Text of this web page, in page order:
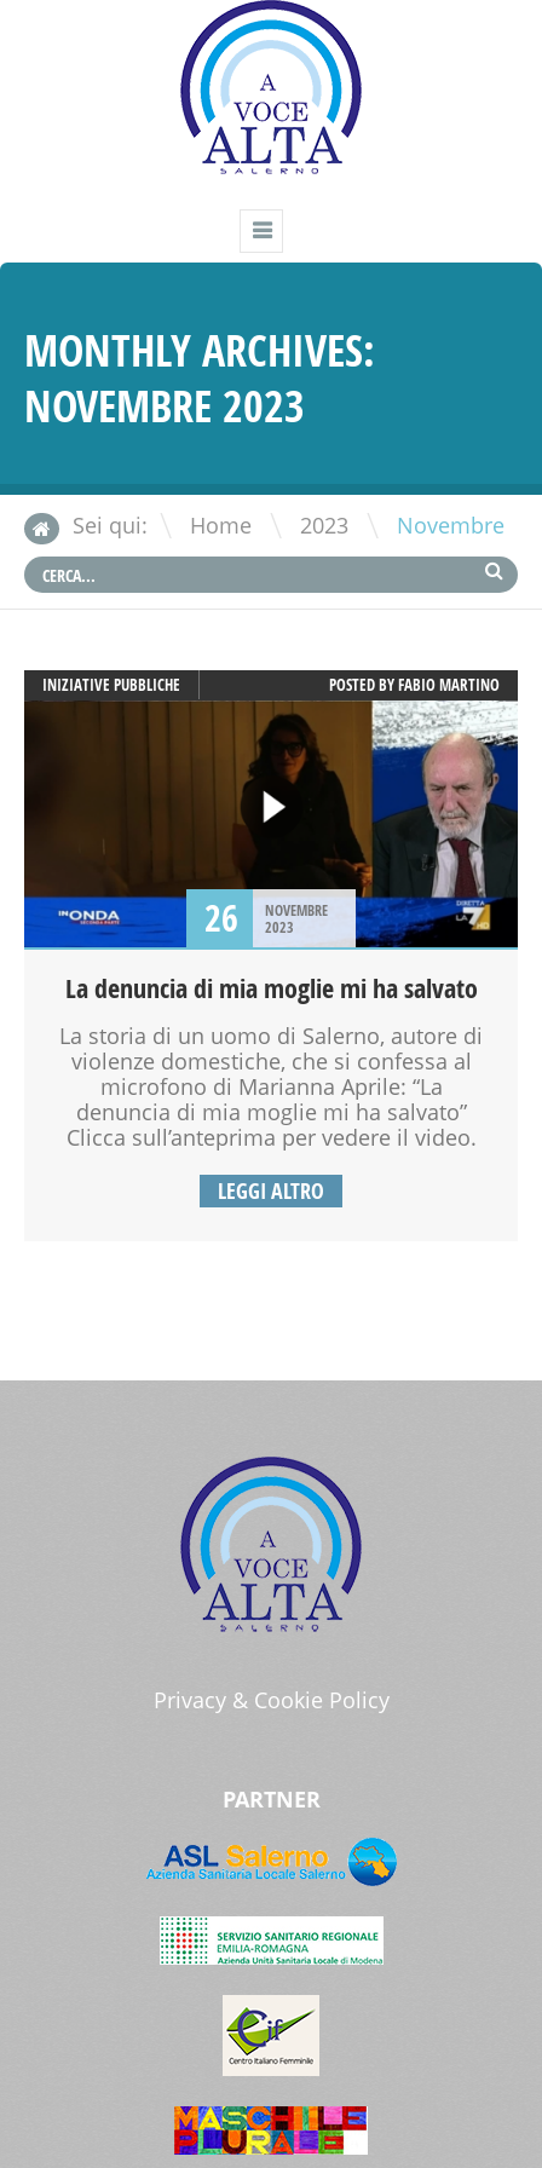
MONTHLY ARCHIVES:
NOVEMBRE 2023
Sei qui: Home \ 2023 \ Novembre
INIZIATIVE PUBBLICHE POSTED BYFABIO MARTINO
26
NOVEMBRE
2023
La denuncia di mia moglie mi ha salvato
La storia di un uomo di Salerno, autore di
violenze domestiche, che si confessa al
microfono di Marianna Aprile: “La
denuncia di mia moglie mi ha salvato”
Clicca sull’anteprima per vedere il video.
LEGGI ALTRO
Privacy & Cookie Policy
PARTNER